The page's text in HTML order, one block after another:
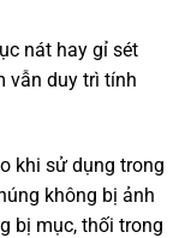
nát hay gỉ sét
vẫn duy trì tính
khi sử dụng trong
không bị ảnh
bị mục, thối trong